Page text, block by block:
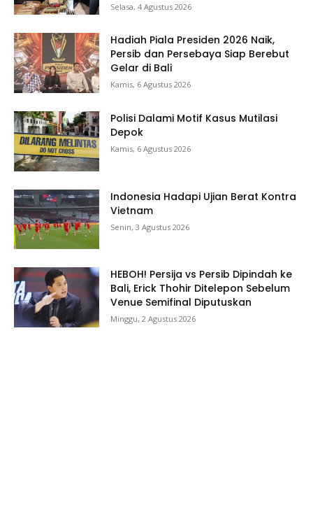
Selasa, 4 Agustus 2026
Hadiah Piala Presiden 2026 Naik,
Persib dan Persebaya Siap Berebut
Gelar di Bali
Kamis, 6 Agustus 2026
Polisi Dalami Motif Kasus Mutilasi
Depok
Kamis, 6 Agustus 2026
Indonesia Hadapi Ujian Berat Kontra
Vietnam
Senin, 3 Agustus 2026
HEBOH! Persija vs Persib Dipindah ke
Bali, Erick Thohir Ditelepon Sebelum
Venue Semifinal Diputuskan
Minggu, 2 Agustus 2026